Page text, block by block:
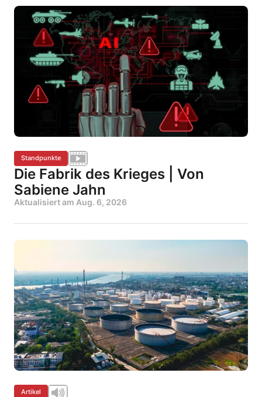
Standpunkte
Die Fabrik des Krieges | Von
Sabiene Jahn
Aktualisiert am Aug. 6, 2026
Artikel